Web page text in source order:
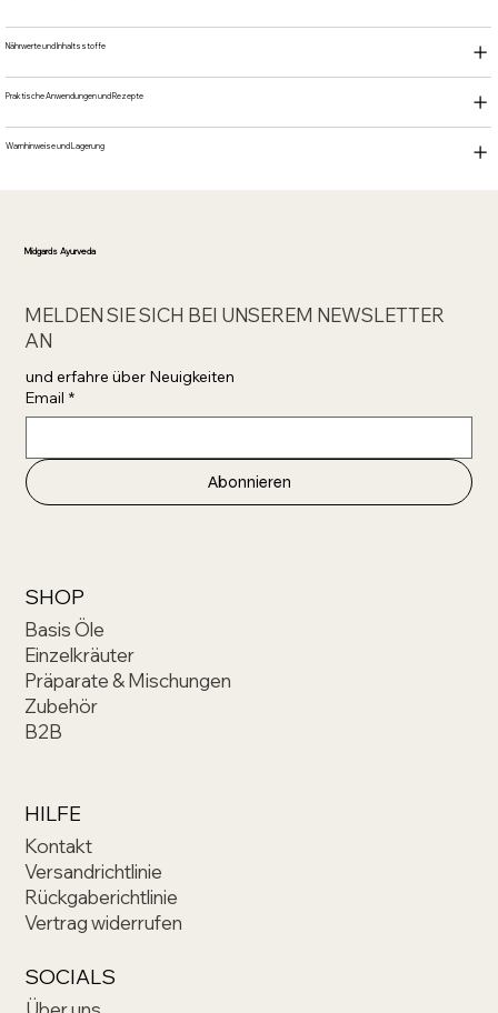
Nährwerte und Inhaltsstoffe
Praktische Anwendungen und Rezepte
Warnhinweise und Lagerung
SOCIALS
HILFE
Kontakt
Versandrichtlinie
Rückgaberichtlinie
Vertrag widerrufen
SHOP
Basis Öle
Einzelkräuter
Präparate & Mischungen
Zubehör
B2B
Midgards Ayurveda
MELDEN SIE SICH BEI UNSEREM NEWSLETTER
AN
Email *
Abonnieren